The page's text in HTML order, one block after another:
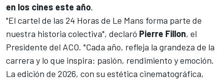
en los cines este año.
"El cartel de las 24 Horas de Le Mans forma parte de
nuestra historia colectiva", declaró Pierre Fillon, el
Presidente del ACO. "Cada año, refleja la grandeza de la
carrera y lo que inspira: pasión, rendimiento y emoción.
La edición de 2026, con su estética cinematográfica,